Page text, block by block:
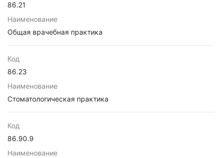
86.21
Наименование
Общая врачебная практика
Код
86.23
Наименование
Стоматологическая практика
Код
86.90.9
Наименование